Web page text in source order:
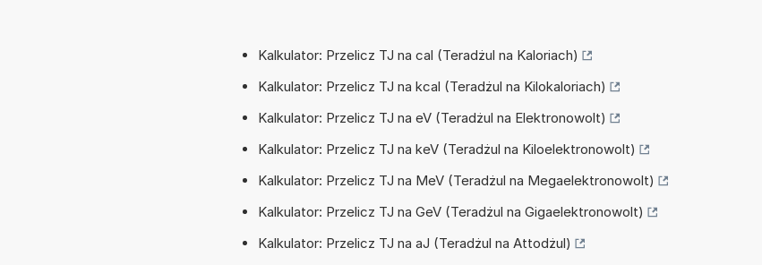
Kalkulator: Przelicz TJ na cal (Teradżul na Kaloriach)
Kalkulator: Przelicz TJ na kcal (Teradżul na Kilokaloriach)
Kalkulator: Przelicz TJ na eV (Teradżul na Elektronowolt)
Kalkulator: Przelicz TJ na keV (Teradżul na Kiloelektronowolt)
Kalkulator: Przelicz TJ na MeV (Teradżul na Megaelektronowolt)
Kalkulator: Przelicz TJ na GeV (Teradżul na Gigaelektronowolt)
Kalkulator: Przelicz TJ na aJ (Teradżul na Attodżul)